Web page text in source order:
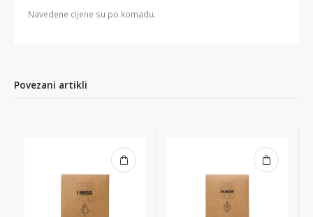
Navedene cijene su po komadu.
Povezani artikli